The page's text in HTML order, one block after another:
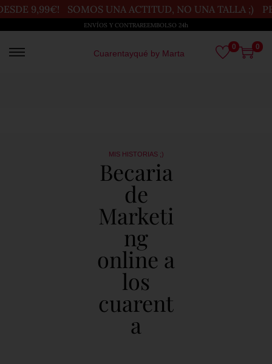
9,99€! SOMOS UNA ACTITUD, NO UNA TALLA ;)
ENVÍOS Y CONTRAREEMBOLSO 24h
Cuarentayqué by Marta
0 0
MIS HISTORIAS ;)
Becaria
de
Marketi
ng
online a
los
cuarent
a